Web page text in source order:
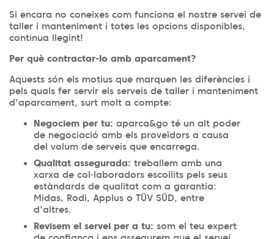
Si encara no coneixes com funciona el nostre servei de
taller i manteniment i totes les opcions disponibles,
continua llegint!
Per què contractar-lo amb aparcament?
Aquests són els motius que marquen les diferències i
pels quals fer servir els serveis de taller i manteniment
d'aparcament, surt molt a compte:
Negociem per tu: aparca&go té un alt poder
de negociació amb els proveïdors a causa
del volum de serveis que encarrega.
Qualitat assegurada: treballem amb una
xarxa de col·laboradors escollits pels seus
estàndards de qualitat com a garantia:
Midas, Rodi, Applus o TÜV SÜD, entre
d'altres.
Revisem el servei per a tu: som el teu expert